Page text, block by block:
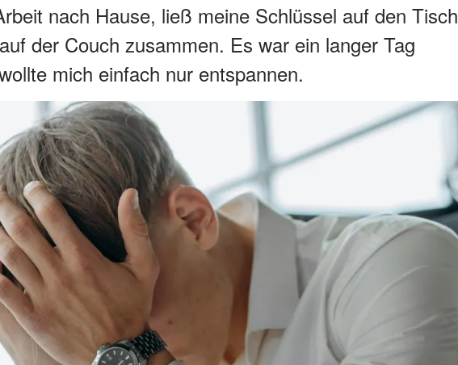
nach Hause, ließ meine Schlüssel auf den Tisch
der Couch zusammen. Es war ein langer Tag
mich einfach nur entspannen.